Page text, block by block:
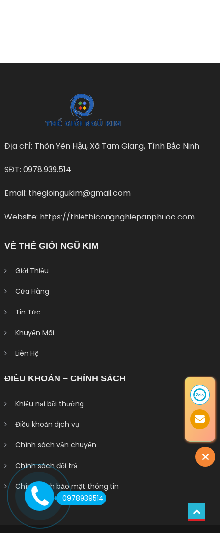
Địa chỉ: Thôn Yên Hậu, Xã Tam Giang, Tình Bắc Ninh
SĐT: 0978.939.514
Email: thegioingukim@gmail.com
Website: https://thietbicongnghiepanphuoc.com
VỀ THẾ GIỚI NGŨ KIM
Giới Thiệu
Cửa Hàng
Tin Tức
Khuyến Mãi
Liên Hệ
ĐIỀU KHOẢN – CHÍNH SÁCH
Khiếu nại bồi thường
Điều khoản dịch vụ
Chính sách vận chuyển
Chính sách đổi trả
Chính sách bảo mật thông tin
0978939514